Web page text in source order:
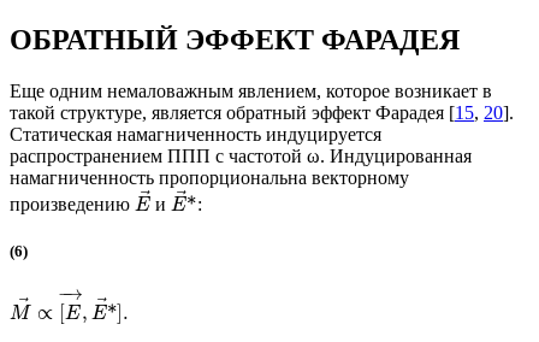
ОБРАТНЫЙ ЭФФЕКТ ФАРАДЕЯ
Еще одним немаловажным явлением, которое возникает в
такой структуре, является обратный эффект Фарадея [15, 20].
Статическая намагниченность индуцируется
распространением ППП с частотой ω. Индуцированная
намагниченность пропорциональна векторному
произведению E⃗ и E⃗*:
(6)
M⃗ ∝ [E
−
→
, E⃗*].